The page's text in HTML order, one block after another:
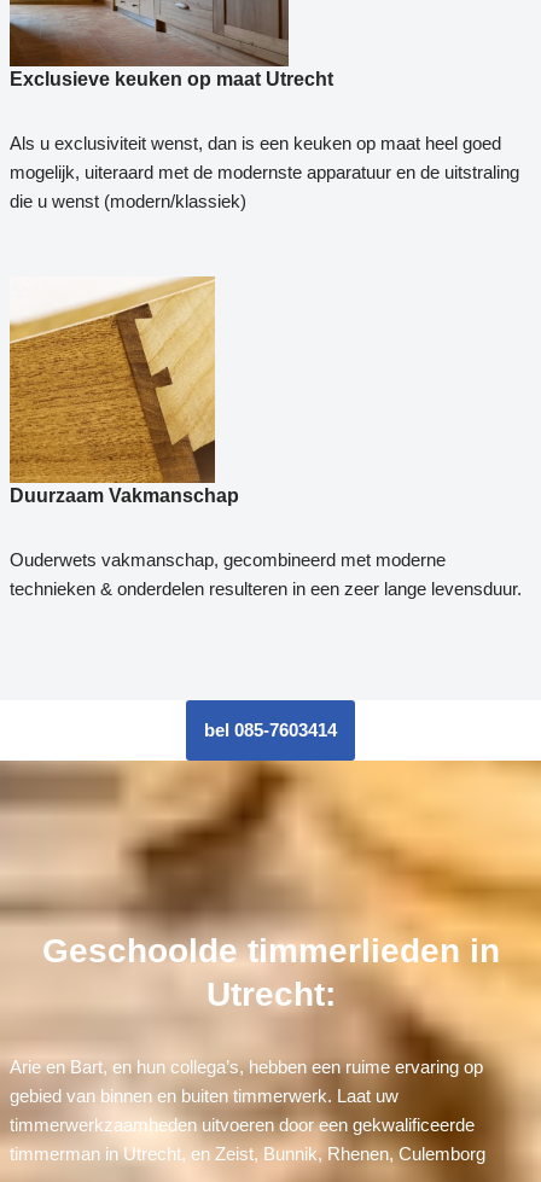
Exclusieve keuken op maat Utrecht
Als u exclusiviteit wenst, dan is een keuken op maat heel goed
mogelijk, uiteraard met de modernste apparatuur en de uitstraling
die u wenst (modern/klassiek)
Duurzaam Vakmanschap
Ouderwets vakmanschap, gecombineerd met moderne
technieken & onderdelen resulteren in een zeer lange levensduur.
bel 085-7603414
Geschoolde timmerlieden in
Utrecht:
Arie en Bart, en hun collega’s, hebben een ruime ervaring op
gebied van binnen en buiten timmerwerk. Laat uw
timmerwerkzaamheden uitvoeren door een gekwalificeerde
timmerman in Utrecht, en Zeist, Bunnik, Rhenen, Culemborg